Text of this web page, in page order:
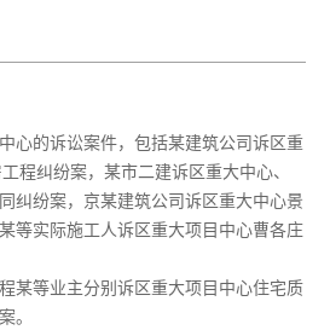
心的诉讼案件，包括某建筑公司诉区重
程纠纷案，某市二建诉区重大中心、
纠纷案，京某建筑公司诉区重大中心景
等实际施工人诉区重大项目中心曹各庄
某等业主分别诉区重大项目中心住宅质
。